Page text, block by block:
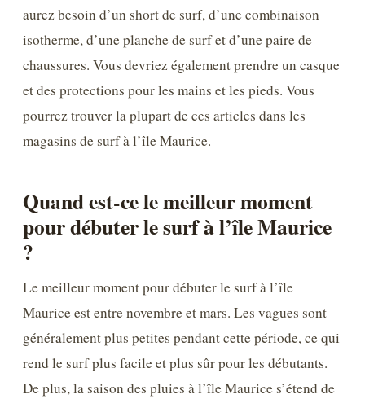
aurez besoin d’un short de surf, d’une combinaison
isotherme, d’une planche de surf et d’une paire de
chaussures. Vous devriez également prendre un casque
et des protections pour les mains et les pieds. Vous
pourrez trouver la plupart de ces articles dans les
magasins de surf à l’île Maurice.
Quand est-ce le meilleur moment
pour débuter le surf à l’île Maurice
?
Le meilleur moment pour débuter le surf à l’île
Maurice est entre novembre et mars. Les vagues sont
généralement plus petites pendant cette période, ce qui
rend le surf plus facile et plus sûr pour les débutants.
De plus, la saison des pluies à l’île Maurice s’étend de